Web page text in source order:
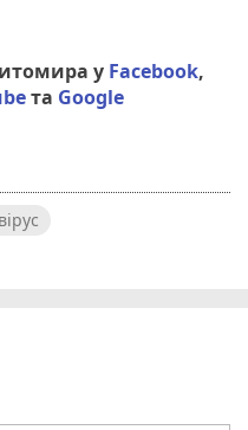
у Facebook,
та Google